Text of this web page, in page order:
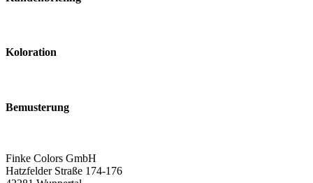
Koloration
Bemusterung
Finke Colors GmbH
Hatzfelder Straße 174-176